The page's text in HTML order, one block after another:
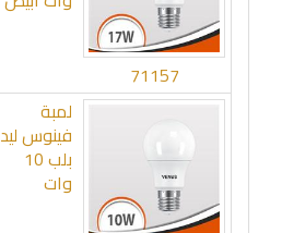
71157
لمبة
فينوس ليد
بلب 10
وات